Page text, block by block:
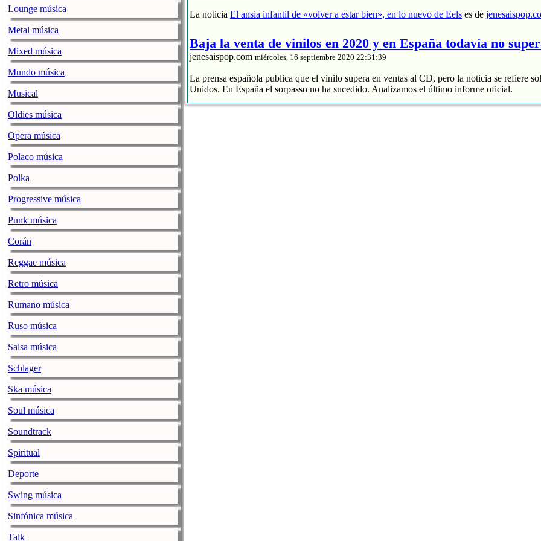
Lounge música
Metal música
Mixed música
Mundo música
Musical
Oldies música
Opera música
Polaco música
Polka
Progressive música
Punk música
Corán
Reggae música
Retro música
Rumano música
Ruso música
Salsa música
Schlager
Ska música
Soul música
Soundtrack
Spiritual
Deporte
Swing música
Sinfónica música
Talk
La noticia El ansia infantil de «volver a estar bien», en lo nuevo de Eels es de
Baja la venta de vinilos en 2020 y en España todavía no
jenesaispop.com miércoles, 16 septiembre 2020 22:31:39
La prensa española publica que el vinilo supera en ventas al CD, pero la noticia se refiere
Unidos. En España el sorpasso no ha sucedido. Analizamos el último informe oficial.
El streaming produce un 88% de los ingresos